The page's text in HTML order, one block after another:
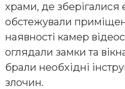
храми, де зберігалися
обстежували
наявності камер
оглядали замки та
брали необхідні
злочин.